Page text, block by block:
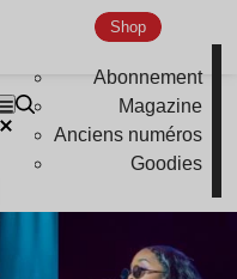
Shop
Abonnement
Magazine
Anciens numéros
Goodies